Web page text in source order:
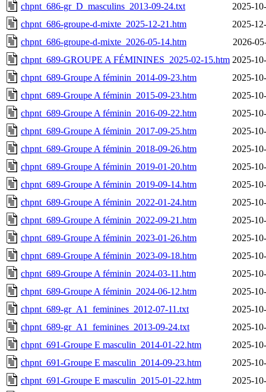
chpnt_686-gr_D_masculins_2013-09-24.txt
2025-
chpnt_686-groupe-d-mixte_2025-12-21.htm
2025-
chpnt_686-groupe-d-mixte_2026-05-14.htm
2026-
chpnt_689-GROUPE A FÉMININES_2025-02-15.htm 2025-
chpnt_689-Groupe A féminin_2014-09-23.htm
2025-
chpnt_689-Groupe A féminin_2015-09-23.htm
2025-
chpnt_689-Groupe A féminin_2016-09-22.htm
2025-
chpnt_689-Groupe A féminin_2017-09-25.htm
2025-
chpnt_689-Groupe A féminin_2018-09-26.htm
2025-
chpnt_689-Groupe A féminin_2019-01-20.htm
2025-
chpnt_689-Groupe A féminin_2019-09-14.htm
2025-
chpnt_689-Groupe A féminin_2022-01-24.htm
2025-
chpnt_689-Groupe A féminin_2022-09-21.htm
2025-
chpnt_689-Groupe A féminin_2023-01-26.htm
2025-
chpnt_689-Groupe A féminin_2023-09-18.htm
2025-
chpnt_689-Groupe A féminin_2024-03-11.htm
2025-
chpnt_689-Groupe A féminin_2024-06-12.htm
2025-
chpnt_689-gr_A1_feminines_2012-07-11.txt
2025-
chpnt_689-gr_A1_feminines_2013-09-24.txt
2025-
chpnt_691-Groupe E masculin_2014-01-22.htm
2025-
chpnt_691-Groupe E masculin_2014-09-23.htm
2025-
chpnt_691-Groupe E masculin_2015-01-22.htm
2025-